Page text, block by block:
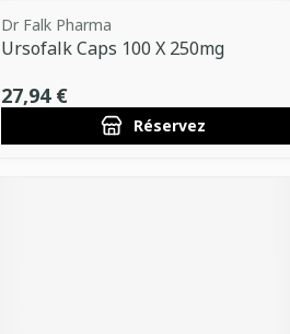
Dr Falk Pharma
Ursofalk Caps 100 X 250mg
27,94 €
Réservez